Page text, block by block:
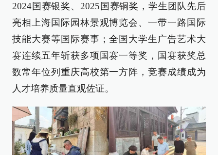
2024国赛银奖、2025国赛铜奖，学生团队先后
亮相上海国际园林景观博览会、一带一路国际
技能大赛等国际赛事；全国大学生广告艺术大
赛连续五年斩获多项国赛一等奖，国赛获奖总
数常年位列重庆高校第一方阵，竞赛成绩成为
人才培养质量直观佐证。